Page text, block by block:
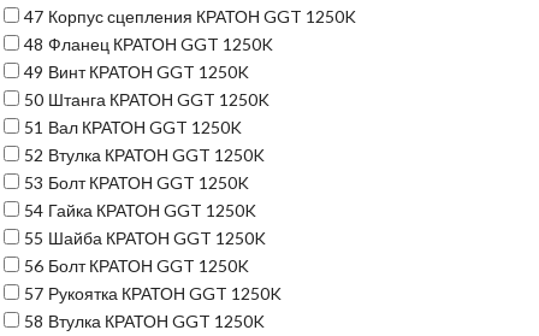
47 Корпус сцепления КРАТОН GGT 1250K
48 Фланец КРАТОН GGT 1250K
49 Винт КРАТОН GGT 1250K
50 Штанга КРАТОН GGT 1250K
51 Вал КРАТОН GGT 1250K
52 Втулка КРАТОН GGT 1250K
53 Болт КРАТОН GGT 1250K
54 Гайка КРАТОН GGT 1250K
55 Шайба КРАТОН GGT 1250K
56 Болт КРАТОН GGT 1250K
57 Рукоятка КРАТОН GGT 1250K
58 Втулка КРАТОН GGT 1250K